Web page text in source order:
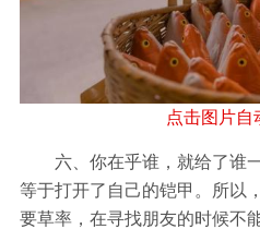
点击图片自
六、你在乎谁，就给了谁
等于打开了自己的铠甲。所以
要草率，在寻找朋友的时候不